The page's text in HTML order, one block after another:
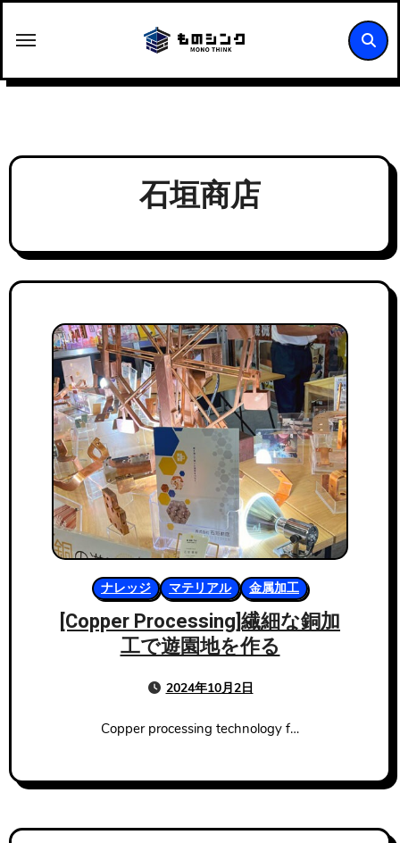
ス
プ
石垣商店
ナレッジ マテリアル 金属加工
[Copper Processing]繊細な銅加
工で遊園地を作る
2024年10月2日
Copper processing technology f…